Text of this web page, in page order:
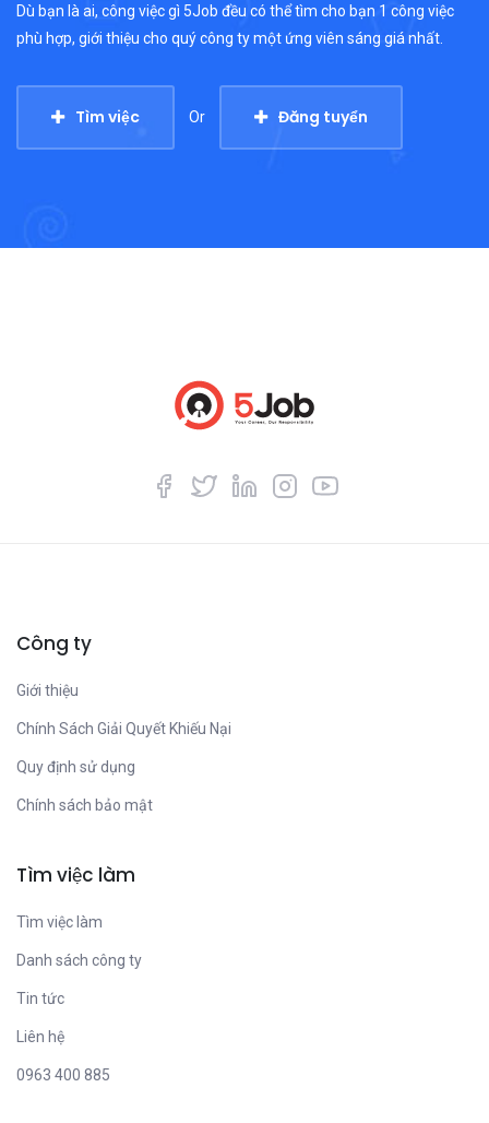
Dù bạn là ai, công việc gì 5Job đều có thể tìm cho bạn 1 công việc
phù hợp, giới thiệu cho quý công ty một ứng viên sáng giá nhất.
Tìm việc Or Đăng tuyển
Công ty
Giới thiệu
Chính Sách Giải Quyết Khiếu Nại
Quy định sử dụng
Chính sách bảo mật
Tìm việc làm
Tìm việc làm
Danh sách công ty
Tin tức
Liên hệ
0963 400 885